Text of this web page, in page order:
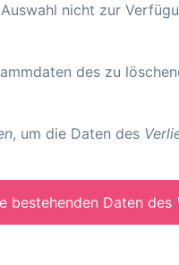
nicht zur
des zu
, um die Daten des
bestehenden Daten des